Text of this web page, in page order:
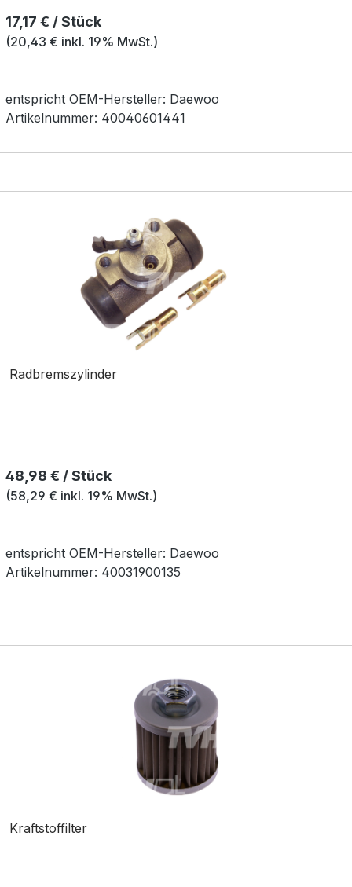
Regulärer Preis:
17,17 € / Stück
(20,43 € inkl. 19% MwSt.)
entspricht OEM-Hersteller: Daewoo
Artikelnummer: 40040601441
Radbremszylinder
Regulärer Preis:
48,98 € / Stück
(58,29 € inkl. 19% MwSt.)
entspricht OEM-Hersteller: Daewoo
Artikelnummer: 40031900135
Kraftstoffilter